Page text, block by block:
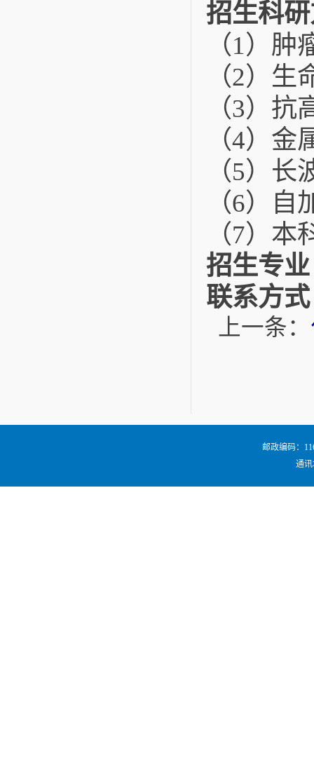
招生科
（1） 肿
（2） 生
（3） 抗
（4） 金
（5） 长
（6） 自
（7） 本
招生专
联系方
上一条：
邮政编码：
通